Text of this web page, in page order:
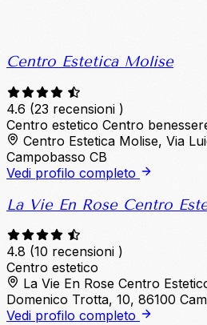
Centro Estetica Molise
4.6 (23 recensioni )
Centro estetico Centro
Centro Estetica Molise, Via
Campobasso CB
Vedi profilo completo
La Vie En Rose Centro
4.8 (10 recensioni )
Centro estetico
La Vie En Rose Centro
Domenico Trotta, 10, 86100
Vedi profilo completo